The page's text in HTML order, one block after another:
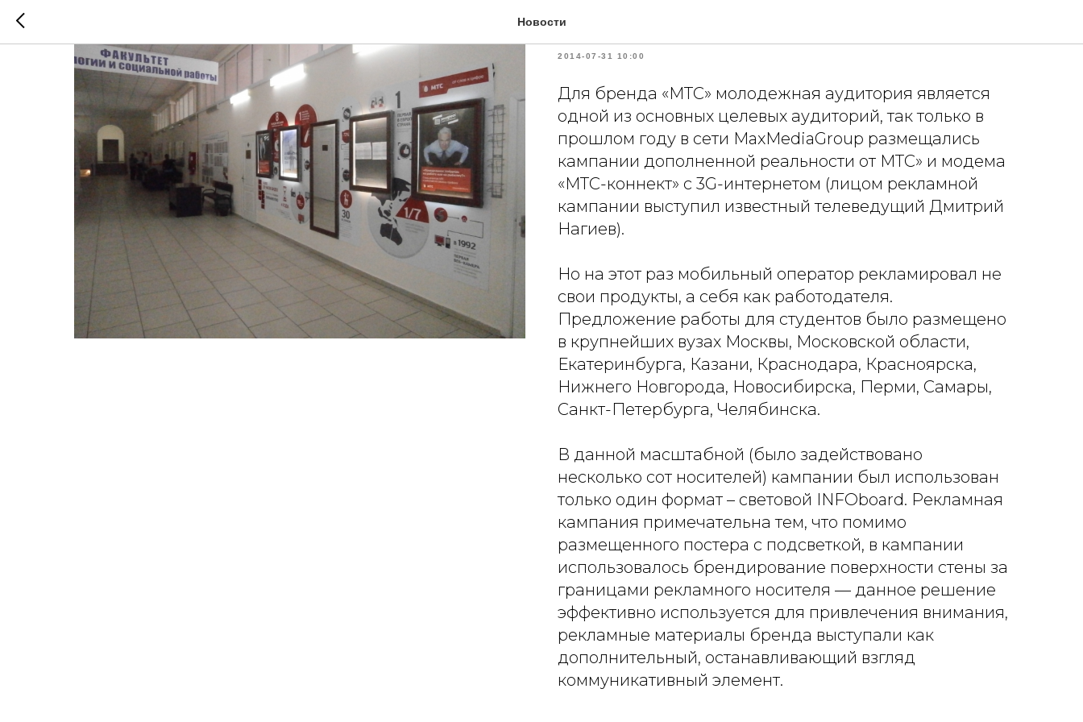
НовостиНа работу в «МТС»
2014-07-31 10:00
Для бренда «МТС» молодежная аудитория является
одной из основных целевых аудиторий, так только в
прошлом году в сети MaxMediaGroup размещались
кампании дополненной реальности от МТС» и модема
«МТС-коннект» с 3G-интернетом (лицом рекламной
кампании выступил известный телеведущий Дмитрий
Нагиев).
Но на этот раз мобильный оператор рекламировал не
свои продукты, а себя как работодателя.
Предложение работы для студентов было размещено
в крупнейших вузах Москвы, Московской области,
Екатеринбурга, Казани, Краснодара, Красноярска,
Нижнего Новгорода, Новосибирска, Перми, Самары,
Санкт-Петербурга, Челябинска.
В данной масштабной (было задействовано
несколько сот носителей) кампании был использован
только один формат – световой INFOboard. Рекламная
кампания примечательна тем, что помимо
размещенного постера с подсветкой, в кампании
использовалось брендирование поверхности стены за
границами рекламного носителя — данное решение
эффективно используется для привлечения внимания,
рекламные материалы бренда выступали как
дополнительный, останавливающий взгляд
коммуникативный элемент.